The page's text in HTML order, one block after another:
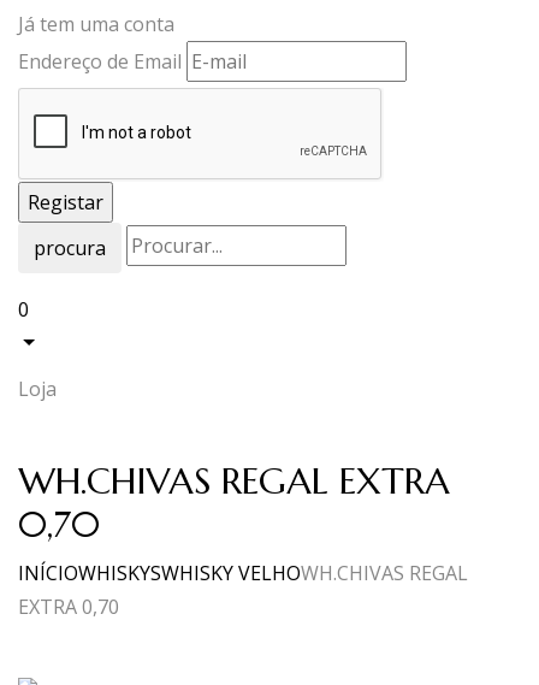
Já tem uma conta
Endereço de Email
procura
0
Loja
WH.CHIVAS REGAL EXTRA
0,70
INÍCIOWHISKYSWHISKY VELHOWH.CHIVAS REGAL
EXTRA 0,70